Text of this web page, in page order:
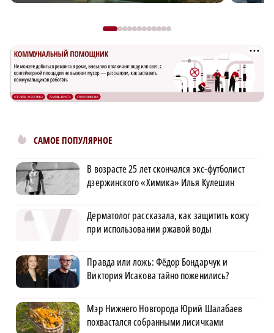
САМОЕ ПОПУЛЯРНОЕ
В возрасте 25 лет скончался экс-футболист
дзержинского «Химика» Илья Кулешин
Дерматолог рассказала, как защитить кожу
при использовании ржавой воды
Правда или ложь: Фёдор Бондарчук и
Виктория Исакова тайно поженились?
Мэр Нижнего Новгорода Юрий Шалабаев
похвастался собранными лисичками